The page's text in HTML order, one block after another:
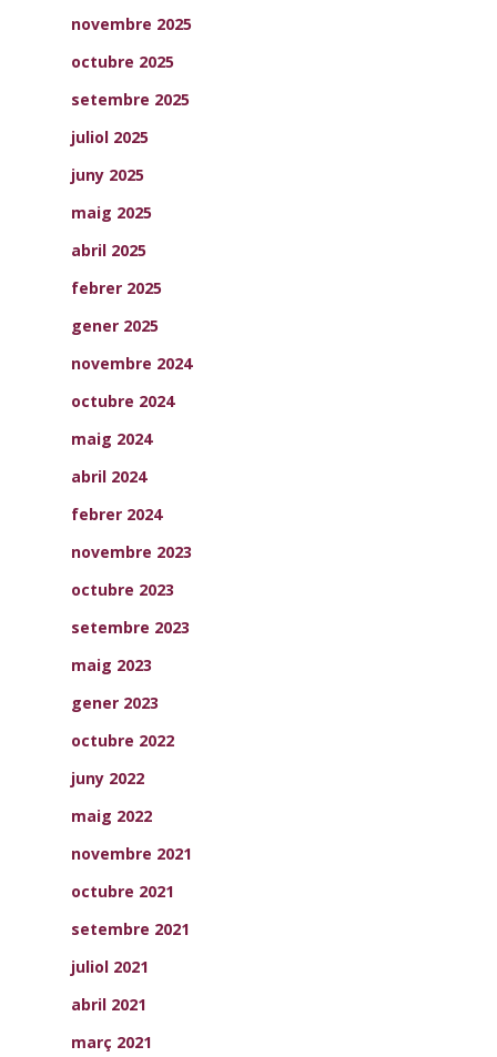
novembre 2025
octubre 2025
setembre 2025
juliol 2025
juny 2025
maig 2025
abril 2025
febrer 2025
gener 2025
novembre 2024
octubre 2024
maig 2024
abril 2024
febrer 2024
novembre 2023
octubre 2023
setembre 2023
maig 2023
gener 2023
octubre 2022
juny 2022
maig 2022
novembre 2021
octubre 2021
setembre 2021
juliol 2021
abril 2021
març 2021